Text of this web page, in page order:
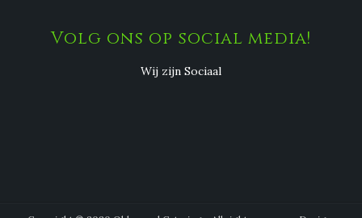
Volg ons op social media!
Wij zijn Sociaal